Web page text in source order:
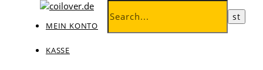
MEIN KONTO
KASSE